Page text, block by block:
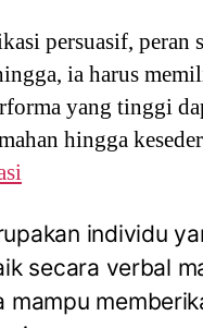
persuasif, peran
ia harus
yang tinggi
hingga
individu
secara verbal
mampu